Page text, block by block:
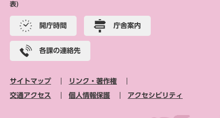
表)
開庁時間 庁舎案内
各課の連絡先
サイトマップ リンク・著作権
交通アクセス 個人情報保護 アクセシビリティ